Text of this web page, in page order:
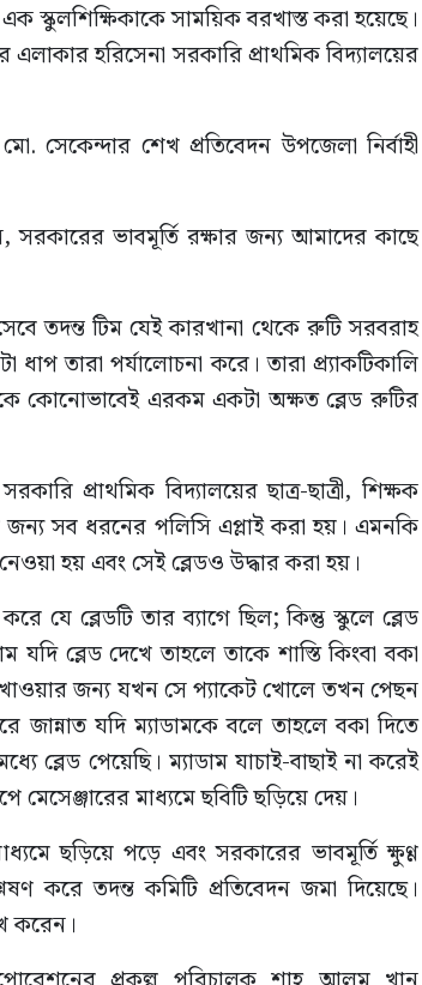
স্কুলশিক্ষিকাকে সাময়িক বরখাস্ত করা হয়েছে।
হরিসেনা সরকারি প্রাথমিক বিদ্যালয়ের
সেকেন্দার শেখ প্রতিবেদন উপজেলা নির্বাহী
সরকারের ভাবমূর্তি রক্ষার জন্য আমাদের কাছে
তদন্ত টিম যেই কারখানা থেকে রুটি সরবরাহ
তারা পর্যালোচনা করে। তারা প্র্যাকটিকালি
কোনোভাবেই এরকম একটা অক্ষত ব্লেড রুটির
প্রাথমিক বিদ্যালয়ের ছাত্র-ছাত্রী, শিক্ষক
জন্য সব ধরনের পলিসি এপ্লাই করা হয়। এমনকি
হয় এবং সেই ব্লেডও উদ্ধার করা হয়।
যে ব্লেডটি তার ব্যাগে ছিল; কিন্তু স্কুলে ব্লেড
ব্লেড দেখে তাহলে তাকে শাস্তি কিংবা বকা
খাওয়ার জন্য যখন সে প্যাকেট খোলে তখন পেছন
যদি ম্যাডামকে বলে তাহলে বকা দিতে
ব্লেড পেয়েছি। ম্যাডাম যাচাই-বাছাই না করেই
মাধ্যমে ছবিটি ছড়িয়ে দেয়।
ছড়িয়ে পড়ে এবং সরকারের ভাবমূর্তি ক্ষুণ্ণ
করে তদন্ত কমিটি প্রতিবেদন জমা দিয়েছে।
করেন।